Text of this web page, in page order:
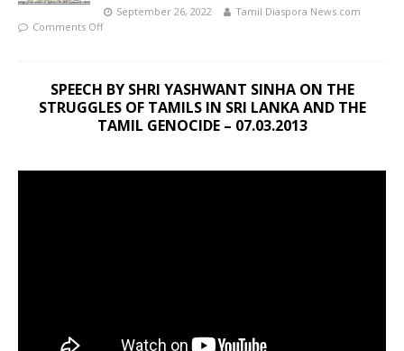
September 26, 2022
Tamil Diaspora News.com
Comments Off
SPEECH BY SHRI YASHWANT SINHA ON THE
STRUGGLES OF TAMILS IN SRI LANKA AND THE
TAMIL GENOCIDE – 07.03.2013